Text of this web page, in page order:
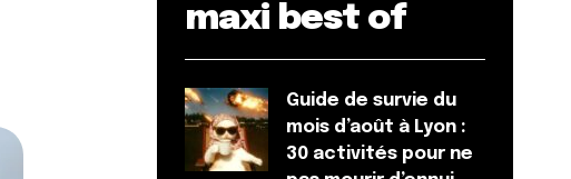
maxi best of
Guide de survie du
mois d’août à Lyon :
30 activités pour ne